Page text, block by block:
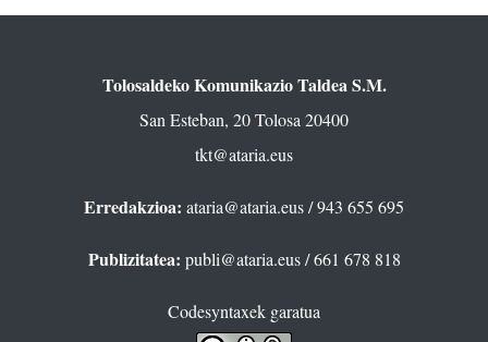
Tolosaldeko Komunikazio Taldea S.M.
San Esteban, 20 Tolosa 20400
tkt@ataria.eus
Erredakzioa: ataria@ataria.eus/ 943 655 695
Publizitatea: publi@ataria.eus/ 661 678 818
Codesyntaxek garatua